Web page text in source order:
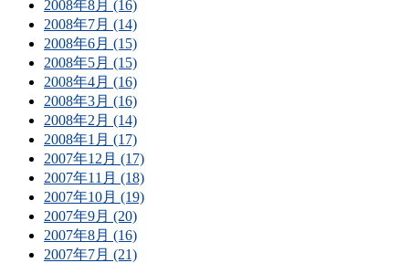
2008年8月 (16)
2008年7月 (14)
2008年6月 (15)
2008年5月 (15)
2008年4月 (16)
2008年3月 (16)
2008年2月 (14)
2008年1月 (17)
2007年12月 (17)
2007年11月 (18)
2007年10月 (19)
2007年9月 (20)
2007年8月 (16)
2007年7月 (21)